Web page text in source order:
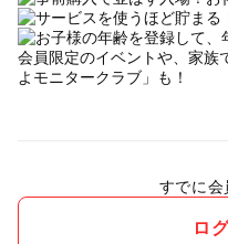
会員限定のイベントや、家族
よモニタークラブ」も！
すでに会
ロ